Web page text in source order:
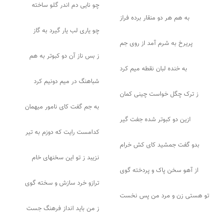
چو نایی دم اندر گلو ساخته
به هم هر دو منقار برده فراز
چو یاری لب یار گیرد به گاز
پریرخ به شرم آمد از روی جم
ز بس ناز آن دو کبوتر به هم
به خنده لبان نقطه میم کرد
شباهنگ در میم دونیم کرد
ز ترک چگل خواست چینی کمان
به جم گفت کای نامور میهمان
ازین دو کبوتر شده جفت گیر
کدامست رایت که دوزم به تیر
بدو گفت جمشید کای کش خرام
نزیبد ز تو این سخنهای خام
از آهو سخن پاک و پردخته گوی
ترازو خرد سازش و سخته گوی
تو هستی زن و مرد من پس نخست
ز من باید انداز فرهنگ جست